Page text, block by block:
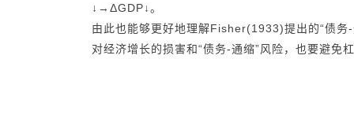
↓→ ΔGDP↓。
由此也能够更好地理解Fisher(1933)提出的“债务
对经济增长的损害和“债务-通缩”风险，也要避免